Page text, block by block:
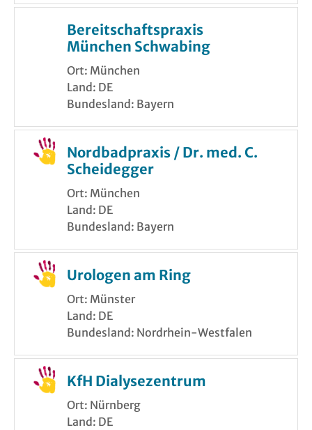
Bereitschaftspraxis
München Schwabing
Ort: München
Land: DE
Bundesland: Bayern
Nordbadpraxis / Dr. med. C.
Scheidegger
Ort: München
Land: DE
Bundesland: Bayern
Urologen am Ring
Ort: Münster
Land: DE
Bundesland: Nordrhein-Westfalen
KfH Dialysezentrum
Ort: Nürnberg
Land: DE